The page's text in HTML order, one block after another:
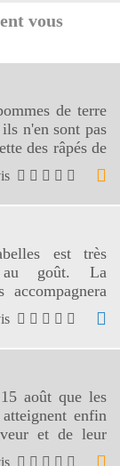
vous
de terre
n'en sont pas
des râpés de
base des
Lorraine, plus
est très
au goût. La
goûters pour
août que les
enfin
et de leur
façon de les